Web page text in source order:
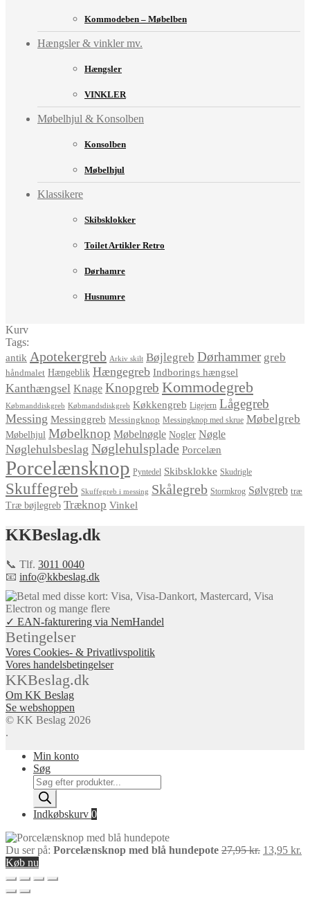
Kommodeben – Møbelben
Hængsler & vinkler mv.
Hængsler
VINKLER
Møbelhjul & Konsolben
Konsolben
Møbelhjul
Klassikere
Skibsklokker
Toilet Artikler Retro
Dørhamre
Husnumre
Kurv
Tags:
antik Apotekergreb Arkiv skilt Bøjlegreb Dørhammer greb
håndmalet Hængeblik Hængegreb Indborings hængsel
Kanthængsel Knage Knopgreb Kommodegreb
Købmanddiskgreb Købmandsdiskgreb Køkkengreb Ligejern Lågegreb
Messing Messinggreb Messingknop Messingknop med skrue Møbelgreb
Møbelhjul Møbelknop Møbelnøgle Nogler Nøgle
Nøglehulsbeslag Nøglehulsplade Porcelæn
Porcelænsknop Pyntedel Skibsklokke Skudrigle
Skuffegreb Skuffegreb i messing Skålegreb Stormkrog Sølvgreb træ
Træ bøjlegreb Træknop Vinkel
KKBeslag.dk
📞 Tlf. 3011 0040
📧 info@kkbeslag.dk
✓ EAN-fakturering via NemHandel
Betingelser
Vores Cookies- & Privatlivspolitik
Vores handelsbetingelser
KKBeslag.dk
Om KK Beslag
Se webshoppen
© KK Beslag 2026
.
Min konto
Søg
Products
search
Indkøbskurv 0
Du ser på: Porcelænsknop med blå hundepote 27,95kr. Den
13,95 kr.
Køb nu